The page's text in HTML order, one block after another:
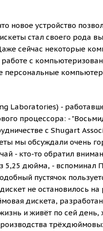
новое устройство
стал своего рода
сейчас некоторые
с
персональные
Laboratories) -
процессора: -
с Shugart
мы обсуждали очень
- кто-то обратил
5,25 дюйма, - вспоминал
пустячок
не остановилось
дискета,
и живёт по сей